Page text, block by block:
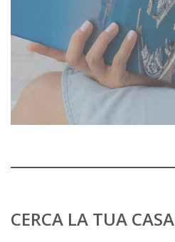
CERCA LA TUA